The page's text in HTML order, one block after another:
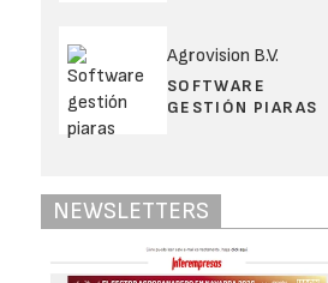
Agrovision B.V.
SOFTWARE
GESTIÓN PIARAS
NEWSLETTERS